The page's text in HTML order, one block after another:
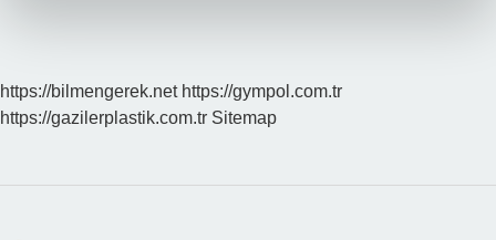
https://bilmengerek.net https://gympol.com.tr
https://gazilerplastik.com.tr Sitemap